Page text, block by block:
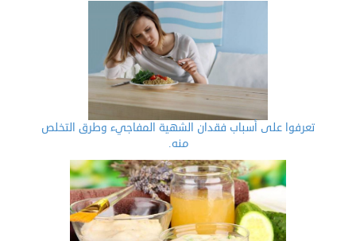
تعرفوا على أسباب فقدان الشهية المفاجيء وطرق التخلص
منه.